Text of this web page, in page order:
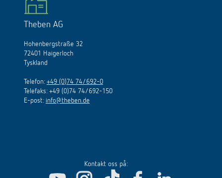
Theben AG
Hohenbergstraße 32
72401 Haigerloch
Tyskland
Telefon: +49 (0)74 74/692-0
Telefaks: +49 (0)74 74/692-150
E-post: info@theben.de
Kontakt oss på: